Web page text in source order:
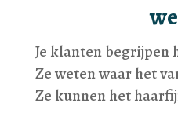
Je klanten begrijpen
Ze weten waar het
Ze kunnen het